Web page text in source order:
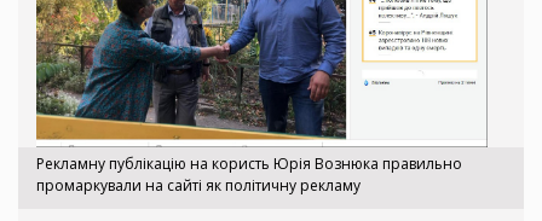
Рекламну публікацію на користь Юрія Вознюка правильно
промаркували на сайті як політичну рекламу